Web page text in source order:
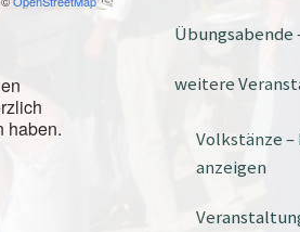
haben.
Übungsabende
weitere
Volkstänze
anzeigen